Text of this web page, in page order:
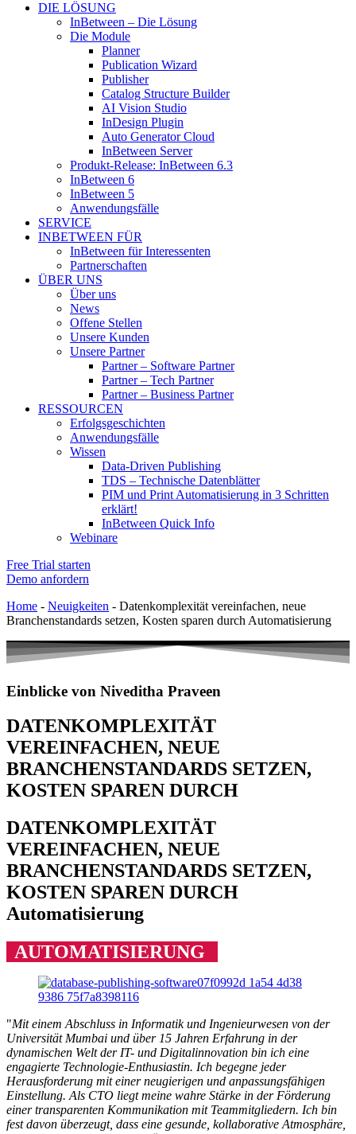
DIE LÖSUNG
InBetween – Die Lösung
Die Module
Planner
Publication Wizard
Publisher
Catalog Structure Builder
AI Vision Studio
InDesign Plugin
Auto Generator Cloud
InBetween Server
Produkt-Release: InBetween 6.3
InBetween 6
InBetween 5
Anwendungsfälle
SERVICE
INBETWEEN FÜR
InBetween für Interessenten
Partnerschaften
ÜBER UNS
Über uns
News
Offene Stellen
Unsere Kunden
Unsere Partner
Partner – Software Partner
Partner – Tech Partner
Partner – Business Partner
RESSOURCEN
Erfolgsgeschichten
Anwendungsfälle
Wissen
Data-Driven Publishing
TDS – Technische Datenblätter
PIM und Print Automatisierung in 3 Schritten
erklärt!
InBetween Quick Info
Webinare
Free Trial starten
Demo anfordern
Home - Neuigkeiten - Datenkomplexität vereinfachen, neue
Branchenstandards setzen, Kosten sparen durch Automatisierung
Einblicke von Niveditha Praveen
DATENKOMPLEXITÄT
VEREINFACHEN, NEUE
BRANCHENSTANDARDS SETZEN,
KOSTEN SPAREN DURCH
DATENKOMPLEXITÄT
VEREINFACHEN, NEUE
BRANCHENSTANDARDS SETZEN,
KOSTEN SPAREN DURCH
Automatisierung
AUTOMATISIERUNG
"Mit einem Abschluss in Informatik und Ingenieurwesen von der
Universität Mumbai und über 15 Jahren Erfahrung in der
dynamischen Welt der IT- und Digitalinnovation bin ich eine
engagierte Technologie-Enthusiastin. Ich begegne jeder
Herausforderung mit einer neugierigen und anpassungsfähigen
Einstellung. Als CTO liegt meine wahre Stärke in der Förderung
einer transparenten Kommunikation mit Teammitgliedern. Ich bin
fest davon überzeugt, dass eine gesunde, kollaborative Atmosphäre,